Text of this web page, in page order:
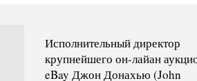
Исполнительный директор
крупнейшего он-лайан
eBay Джон Донахью (John